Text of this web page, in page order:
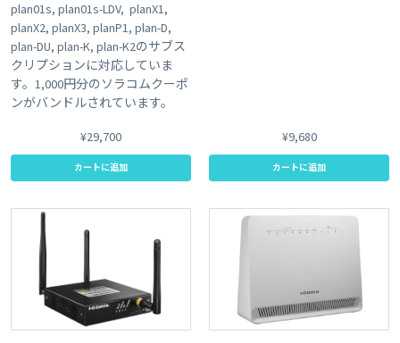
plan01s, plan01s-LDV, planX1,
planX2, planX3, planP1, plan-D,
plan-DU, plan-K, plan-K2のサブス
クリプションに対応していま
す。1,000円分のソラコムクーポ
ンがバンドルされています。
¥29,700
カートに追加
¥9,680
カートに追加